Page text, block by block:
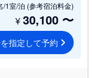
/1室/泊 (参考宿泊料金)
¥30,100 〜
指定して予約